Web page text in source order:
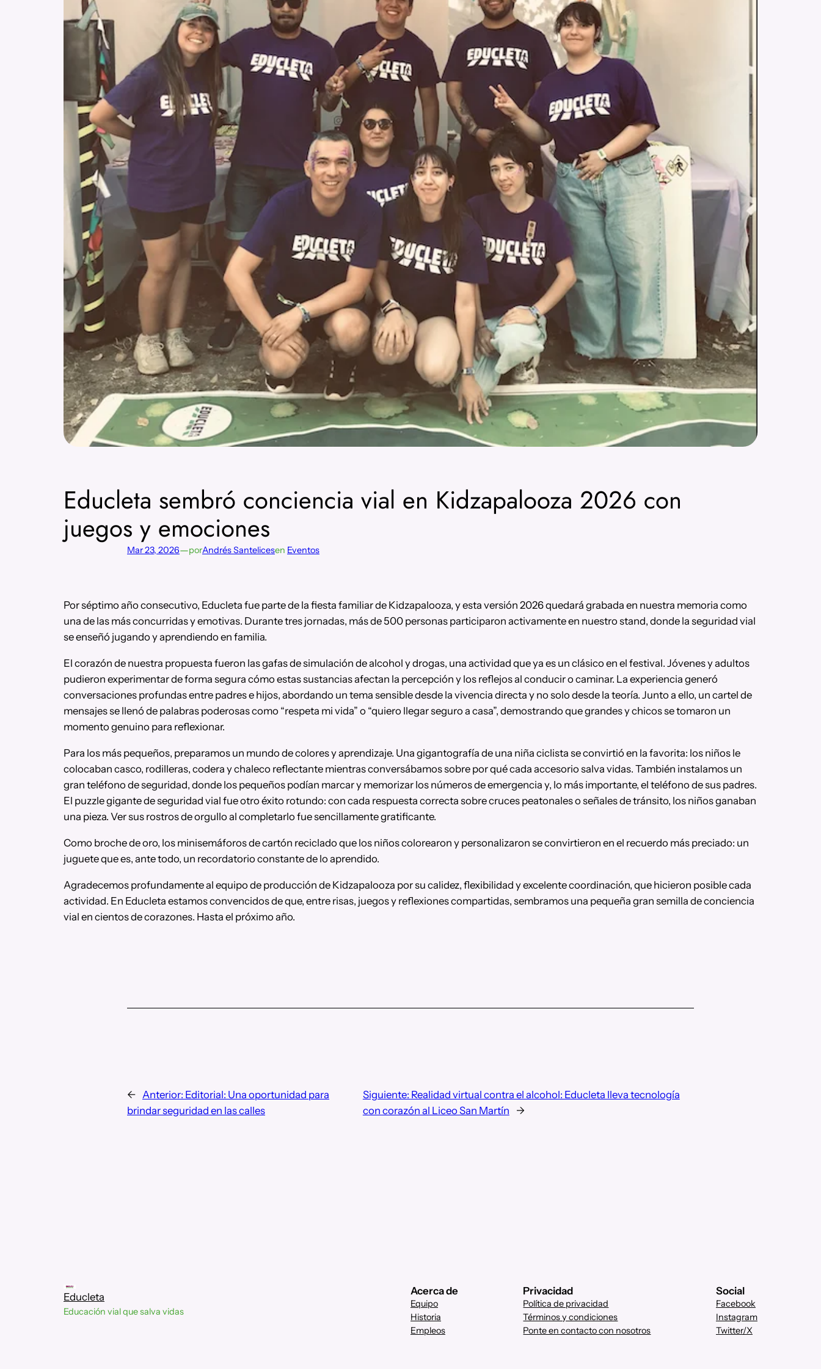
Educleta sembró conciencia vial en Kidzapalooza 2026 con
juegos y emociones
Mar 23, 2026—porAndrés Santelicesen Eventos
Por séptimo año consecutivo, Educleta fue parte de la fiesta familiar de Kidzapalooza, y esta versión 2026 quedará grabada en nuestra memoria como
una de las más concurridas y emotivas. Durante tres jornadas, más de 500 personas participaron activamente en nuestro stand, donde la seguridad vial
se enseñó jugando y aprendiendo en familia.
El corazón de nuestra propuesta fueron las gafas de simulación de alcohol y drogas, una actividad que ya es un clásico en el festival. Jóvenes y adultos
pudieron experimentar de forma segura cómo estas sustancias afectan la percepción y los reflejos al conducir o caminar. La experiencia generó
conversaciones profundas entre padres e hijos, abordando un tema sensible desde la vivencia directa y no solo desde la teoría. Junto a ello, un cartel de
mensajes se llenó de palabras poderosas como “respeta mi vida” o “quiero llegar seguro a casa”, demostrando que grandes y chicos se tomaron un
momento genuino para reflexionar.
Para los más pequeños, preparamos un mundo de colores y aprendizaje. Una gigantografía de una niña ciclista se convirtió en la favorita: los niños le
colocaban casco, rodilleras, codera y chaleco reflectante mientras conversábamos sobre por qué cada accesorio salva vidas. También instalamos un
gran teléfono de seguridad, donde los pequeños podían marcar y memorizar los números de emergencia y, lo más importante, el teléfono de sus padres.
El puzzle gigante de seguridad vial fue otro éxito rotundo: con cada respuesta correcta sobre cruces peatonales o señales de tránsito, los niños ganaban
una pieza. Ver sus rostros de orgullo al completarlo fue sencillamente gratificante.
Como broche de oro, los minisemáforos de cartón reciclado que los niños colorearon y personalizaron se convirtieron en el recuerdo más preciado: un
juguete que es, ante todo, un recordatorio constante de lo aprendido.
Agradecemos profundamente al equipo de producción de Kidzapalooza por su calidez, flexibilidad y excelente coordinación, que hicieron posible cada
actividad. En Educleta estamos convencidos de que, entre risas, juegos y reflexiones compartidas, sembramos una pequeña gran semilla de conciencia
vial en cientos de corazones. Hasta el próximo año.
← Anterior: Editorial: Una oportunidad para
brindar seguridad en las calles
Siguiente: Realidad virtual contra el alcohol: Educleta lleva tecnología
con corazón al Liceo San Martín
→
Educleta
Educación vial que salva vidas
Acerca de
Equipo
Historia
Empleos
Privacidad
Política de privacidad
Términos y condiciones
Ponte en contacto con nosotros
Social
Facebook
Instagram
Twitter/X